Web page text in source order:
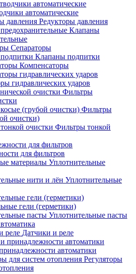
автоматические
Редукторы давления
Клапаны
Сепараторы
Клапаны подпитки
Компенсаторы
гидравлических ударов
Фильтры
Фильтры
очистки)
Фильтры тонкой
для фильтров
Уплотнительные
Уплотнительные
гели (герметики)
Уплотнительные пасты
Датчики и реле
автоматики
Регуляторы